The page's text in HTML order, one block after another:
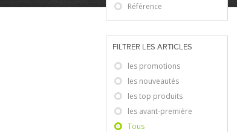
Référence
FILTRER LES ARTICLES
les promotions
les nouveautés
les top produits
les avant-première
Tous